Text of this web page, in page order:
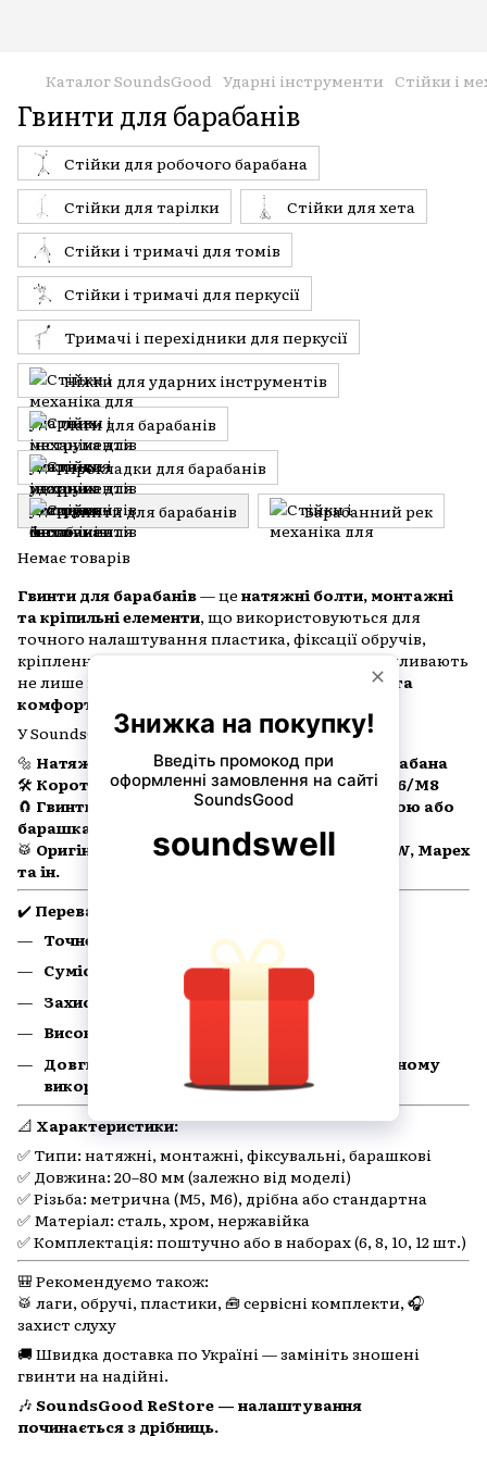
Каталог SoundsGood Ударні інструменти Стійки і
Гвинти для барабанів
Стійки для робочого барабана
Стійки для тарілки
Стійки для хета
Стійки і тримачі для томів
Стійки і тримачі для перкусії
Тримачі і перехідники для перкусії
Ніжки для ударних інструментів
Лаги для барабанів
Прокладки для барабанів
Гвинти для барабанів
Барабанний рек
Немає товарів
Гвинти для барабанів— це натяжні болти, монтажні
та кріпильні елементи, що використовуються для
точного налаштування пластика, фіксації обручів,
кріплення механізмів, лагів або стійок. Вони впливають
не лише на
стійкість конструкції та
комфорт гри
У SoundsGood ReStore ви знайдете:
🔩 Натяжні гвинти для малого, томів і бас-барабана
🛠 Короткі та довгі болти з різьбленням M5/M6/M8
🧲 Гвинти з шайбами, фіксаторами, хрестовиною або
барашками
🥁 Оригінальні гвинти Yamaha, Tama, Pearl, DW, Mapex
та ін.
✔️ Переваги якісних гвинтів:
Точне налаштування натягу пластика
Сумісність із більшістю брендів
Захист від зсуву та самовідкручування
Висока міцність різьблення та сталі
Довгий термін служби навіть при інтенсивному
використанні
📐 Характеристики:
✅ Типи: натяжні, монтажні, фіксувальні, барашкові
✅ Довжина: 20–80 мм (залежно від моделі)
✅ Різьба: метрична (M5, M6), дрібна або стандартна
✅ Матеріал: сталь, хром, нержавійка
✅ Комплектація: поштучно або в наборах (6, 8, 10, 12 шт.)
🎒 Рекомендуємо також:
🥁 лаги, обручі, пластики, 🧰 сервісні комплекти, 🎧
захист слуху
🚚 Швидка доставка по Україні — замініть зношені
гвинти на надійні.
🎶 SoundsGood ReStore — налаштування
починається з дрібниць.